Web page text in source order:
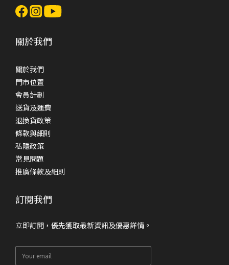
關於我們
關於我們
門市位置
會員計劃
送貨及運費
退換貨政策
條款與細則
私隱政策
常見問題
推廣條款及細則
訂閱我們
立即訂閱，優先獲取最新資訊及優惠詳情。